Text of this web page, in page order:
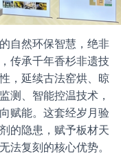
自然环保智慧，绝非
传承千年香杉非遗技
，延续古法窑烘、晾
测、智能控温技术，
赋能。这套经岁月验
的隐患，赋予板材天
法复刻的核心优势。